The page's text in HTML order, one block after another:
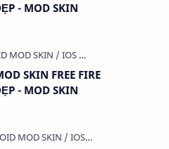
- MOD SKIN
SKIN FREE FIRE
- MOD SKIN